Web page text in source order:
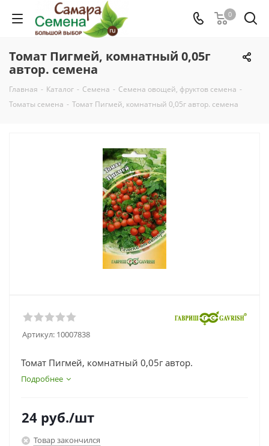
0
Томат Пигмей, комнатный 0,05г
автор. семена
Главная - Каталог - Семена - Семена овощей, фруктов семена -
Томаты семена - Томат Пигмей, комнатный 0,05г автор. семена
Артикул: 10007838
Томат Пигмей, комнатный 0,05г автор.
Подробнее
24 руб./шт
Товар закончился